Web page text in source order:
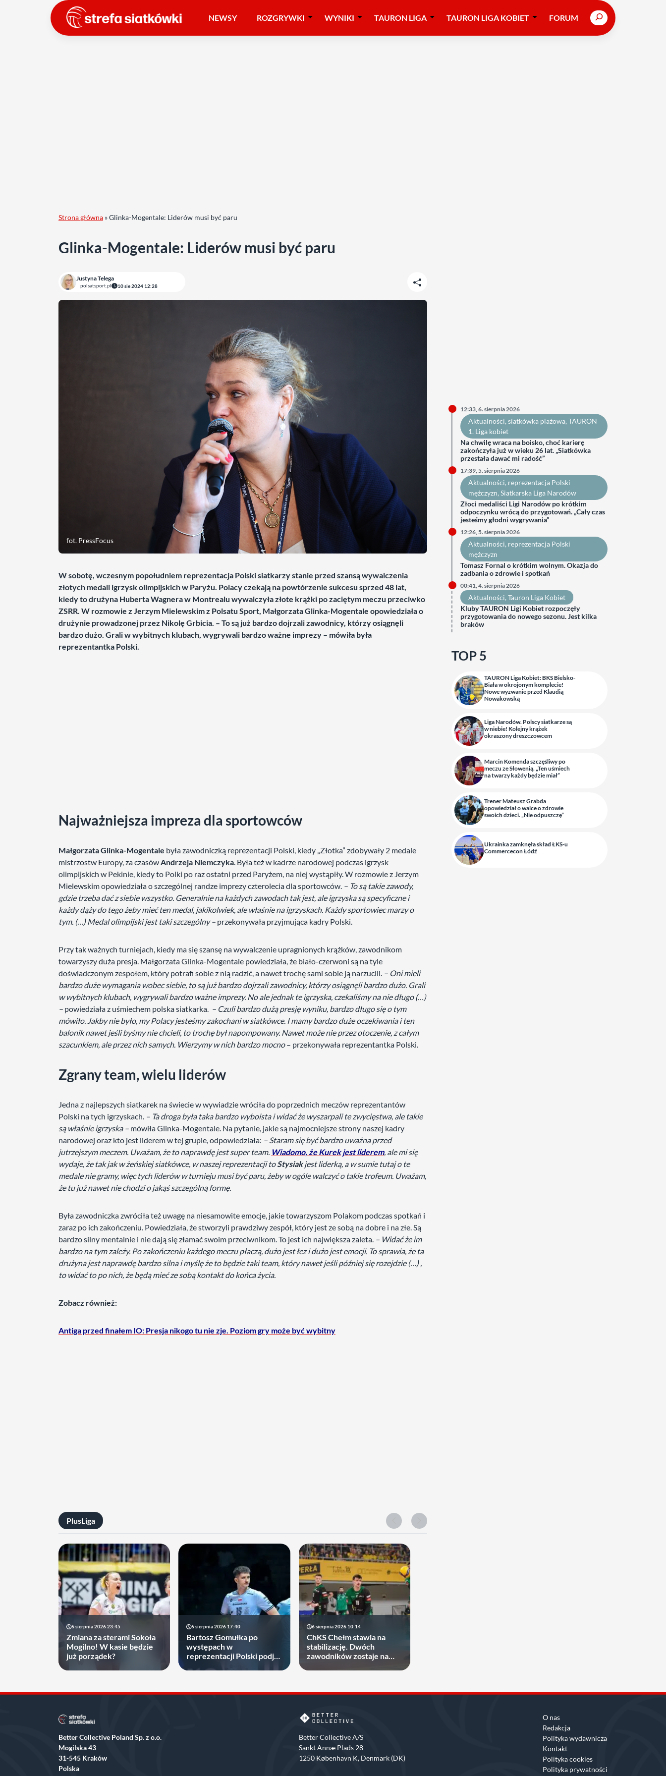
NEWSY ROZGRYWKI WYNIKI TAURON LIGA TAURON LIGA KOBIET FORUM Search
Strona główna »Glinka-Mogentale: Liderów musi być paru
Glinka-Mogentale: Liderów musi być paru
Justyna Telega
polsatsport.pl 10 sie 2024 12:28
fot. PressFocus
W sobotę, wczesnym popołudniem reprezentacja Polski siatkarzy stanie przed szansą wywalczenia
złotych medali igrzysk olimpijskich w Paryżu. Polacy czekają na powtórzenie sukcesu sprzed 48 lat,
kiedy to drużyna Huberta Wagnera w Montrealu wywalczyła złote krążki po zaciętym meczu przeciwko
ZSRR. W rozmowie z Jerzym Mielewskim z Polsatu Sport, Małgorzata Glinka-Mogentale opowiedziała o
drużynie prowadzonej przez Nikolę Grbicia. – To są już bardzo dojrzali zawodnicy, którzy osiągnęli
bardzo dużo. Grali w wybitnych klubach, wygrywali bardzo ważne imprezy – mówiła była
reprezentantka Polski.
Najważniejsza impreza dla sportowców
Małgorzata Glinka-Mogentale była zawodniczką reprezentacji Polski, kiedy „Złotka” zdobywały 2 medale
mistrzostw Europy, za czasówAndrzeja Niemczyka. Była też w kadrze narodowej podczas igrzysk
olimpijskich w Pekinie, kiedy to Polki po raz ostatni przed Paryżem, na niej wystąpiły. W rozmowie z Jerzym
Mielewskim opowiedziała o szczególnej randze imprezy czterolecia dla sportowców. – To są takie zawody,
gdzie trzeba dać z siebie wszystko. Generalnie na każdych zawodach tak jest, ale igrzyska są specyficzne i
każdy dąży do tego żeby mieć ten medal, jakikolwiek, ale właśnie na igrzyskach. Każdy sportowiec marzy o
tym. (…) Medal olimpijski jest taki szczególny – przekonywała przyjmująca kadry Polski.
Przy tak ważnych turniejach, kiedy ma się szansę na wywalczenie upragnionych krążków, zawodnikom
towarzyszy duża presja. Małgorzata Glinka-Mogentale powiedziała, że biało-czerwoni są na tyle
doświadczonym zespołem, który potrafi sobie z nią radzić, a nawet trochę sami sobie ją narzucili. – Oni mieli
bardzo duże wymagania wobec siebie, to są już bardzo dojrzali zawodnicy, którzy osiągnęli bardzo dużo. Grali
w wybitnych klubach, wygrywali bardzo ważne imprezy. No ale jednak te igrzyska, czekaliśmy na nie długo (…)
– powiedziała z uśmiechem polska siatkarka. – Czuli bardzo dużą presję wyniku, bardzo długo się o tym
mówiło. Jakby nie było, my Polacy jesteśmy zakochani w siatkówce. I mamy bardzo duże oczekiwania i ten
balonik nawet jeśli byśmy nie chcieli, to trochę był napompowany. Nawet może nie przez otoczenie, z całym
szacunkiem, ale przez nich samych. Wierzymy w nich bardzo mocno– przekonywała reprezentantka Polski.
Zgrany team, wielu liderów
Jedna z najlepszych siatkarek na świecie w wywiadzie wróciła do poprzednich meczów reprezentantów
Polski na tych igrzyskach. – Ta droga była taka bardzo wyboista i widać że wyszarpali te zwycięstwa, ale takie
są właśnie igrzyska – mówiła Glinka-Mogentale. Na pytanie, jakie są najmocniejsze strony naszej kadry
narodowej oraz kto jest liderem w tej grupie, odpowiedziała: – Staram się być bardzo uważna przed
jutrzejszym meczem. Uważam, że to naprawdę jest super team. Wiadomo, że Kurek jest liderem, ale mi się
wydaje, że tak jak w żeńskiej siatkówce, w naszej reprezentacji toStysiakjest liderką, a w sumie tutaj o te
medale nie gramy, więc tych liderów w turnieju musi być paru, żeby w ogóle walczyć o takie trofeum. Uważam,
że tu już nawet nie chodzi o jakąś szczególną formę.
Była zawodniczka zwróciła też uwagę na niesamowite emocje, jakie towarzyszom Polakom podczas spotkań i
zaraz po ich zakończeniu. Powiedziała, że stworzyli prawdziwy zespół, który jest ze sobą na dobre i na złe. Są
bardzo silny mentalnie i nie dają się złamać swoim przeciwnikom. To jest ich największa zaleta. – Widać że im
bardzo na tym zależy. Po zakończeniu każdego meczu płaczą, dużo jest łez i dużo jest emocji. To sprawia, że ta
drużyna jest naprawdę bardzo silna i myślę że to będzie taki team, który nawet jeśli później się rozejdzie (…) ,
to widać to po nich, że będą mieć ze sobą kontakt do końca życia.
Zobacz również:
Antiga przed finałem IO: Presja nikogo tu nie zje. Poziom gry może być wybitny
PlusLiga
6 sierpnia 2026 23:45
Zmiana za sterami Sokoła
Mogilno! W kasie będzie
już porządek?
6 sierpnia 2026 17:40
Bartosz Gomułka po
występach w
reprezentacji Polski podjął
6 sierpnia 2026 10:14
ChKS Chełm stawia na
stabilizację. Dwóch
zawodników zostaje na
12:33, 6. sierpnia 2026
Aktualności, siatkówka plażowa, TAURON
1. Liga kobiet
Na chwilę wraca na boisko, choć karierę
zakończyła już w wieku 26 lat. „Siatkówka
przestała dawać mi radość”
17:39, 5. sierpnia 2026
Aktualności, reprezentacja Polski
mężczyzn, Siatkarska Liga Narodów
Złoci medaliści Ligi Narodów po krótkim
odpoczynku wrócą do przygotowań. „Cały czas
jesteśmy głodni wygrywania”
12:26, 5. sierpnia 2026
Aktualności, reprezentacja Polski
mężczyzn
Tomasz Fornal o krótkim wolnym. Okazja do
zadbania o zdrowie i spotkań
00:41, 4. sierpnia 2026
Aktualności, Tauron Liga Kobiet
Kluby TAURON Ligi Kobiet rozpoczęły
przygotowania do nowego sezonu. Jest kilka
braków
TOP 5
TAURON Liga Kobiet: BKS Bielsko-
Biała w okrojonym komplecie!
Nowe wyzwanie przed Klaudią
Nowakowską
Liga Narodów. Polscy siatkarze są
w niebie! Kolejny krążek
okraszony dreszczowcem
Marcin Komenda szczęśliwy po
meczu ze Słowenią. „Ten uśmiech
na twarzy każdy będzie miał”
Trener Mateusz Grabda
opowiedział o walce o zdrowie
swoich dzieci. „Nie odpuszczę”
Ukrainka zamknęła skład ŁKS-u
Commercecon Łódź
Better Collective Poland Sp. z o.o.
Mogilska 43
31-545 Kraków
Polska
Better Collective A/S
Sankt Annæ Plads 28
1250 København K, Denmark (DK)
O nas
Redakcja
Polityka wydawnicza
Kontakt
Polityka cookies
Polityka prywatności